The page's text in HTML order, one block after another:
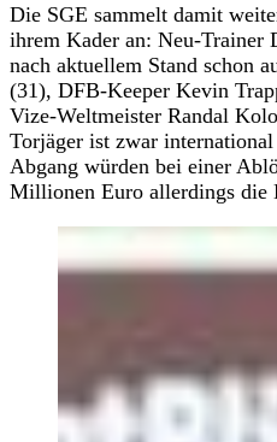
Die SGE sammelt damit
ihrem Kader an: Neu-Trainer
nach aktuellem Stand schon
(31), DFB-Keeper Kevin
Vize-Weltmeister Randal
Torjäger ist zwar
Abgang würden bei einer
Millionen Euro allerdings die